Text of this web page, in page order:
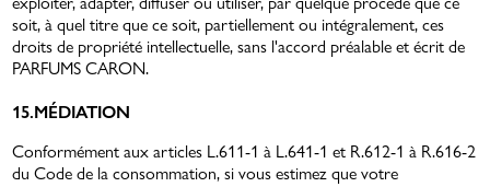
soit, à quel titre que ce soit, partiellement ou intégralement, ces
droits de propriété intellectuelle, sans l'accord préalable et écrit de
PARFUMS CARON.
15.MÉDIATION
Conformément aux articles L.611-1 à L.641-1 et R.612-1 à R.616-2
du Code de la consommation, si vous estimez que votre